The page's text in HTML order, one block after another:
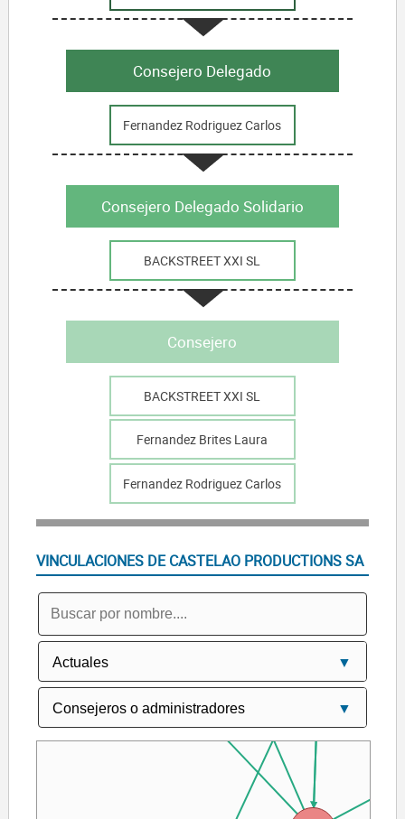
Consejero Delegado
Fernandez Rodriguez Carlos
Consejero Delegado Solidario
BACKSTREET XXI SL
Consejero
BACKSTREET XXI SL
Fernandez Brites Laura
Fernandez Rodriguez Carlos
VINCULACIONES DE CASTELAO PRODUCTIONS SA
Fernandez Brites Laura
MENUDAS VACACIONES LA PELICULA AIE
CITAS BARCELONA LA PELICULA AIE
JULIO FERNANDEZ PRODUCTIONS SL